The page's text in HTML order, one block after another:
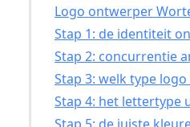
Logo ontwerper
Stap 1: de identiteit
Stap 2: concurrentie
Stap 3: welk type
Stap 4: het lettertype